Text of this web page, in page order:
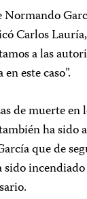
Carlos
a las
este caso”.
de muerte en
ha sido
que de